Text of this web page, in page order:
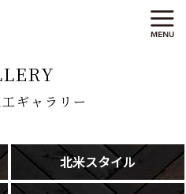
ギャラリー
北米スタイル